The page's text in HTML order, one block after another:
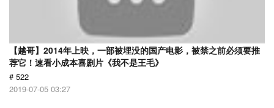
【越哥】2014年上映，一部被埋没的国产电影，被禁之前必须要推
荐它！速看小成本喜剧片《我不是王毛》
# 522
2019-07-05 03:27